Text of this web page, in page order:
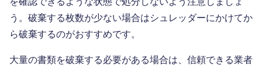
う。破棄する枚数が少ない場合はシュレッダーにかけてか
ら破棄するのがおすすめです。
大量の書類を破棄する必要がある場合は、信頼できる業者